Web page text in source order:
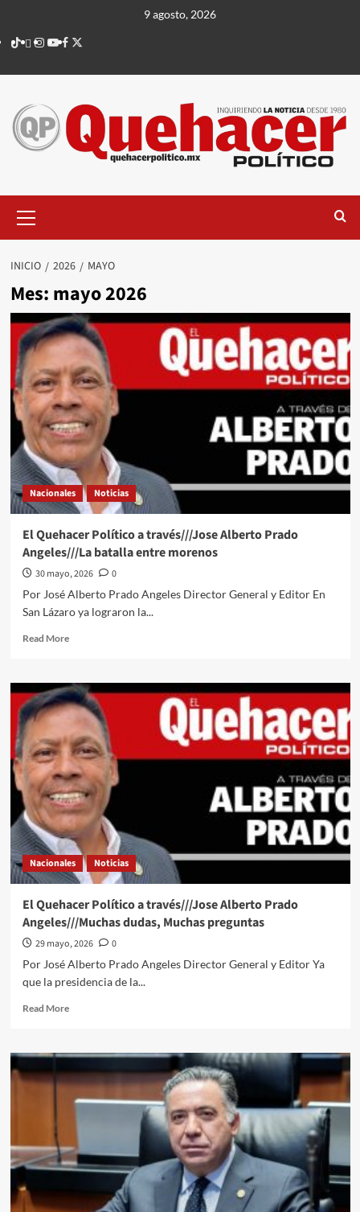
contenido
9 agosto, 2026
TikTok
threads
Instagram
Youtube
Facebook
X
principal
INICIO 2026 MAYO
Mes: mayo 2026
Nacionales Noticias
El Quehacer Político a través///Jose Alberto Prado
Angeles///La batalla entre morenos
30 mayo, 2026
0
Por José Alberto Prado Angeles Director General y Editor En
San Lázaro ya lograron la...
Read MoreRead
El
Quehacer
Político
través///Jose
Alberto
Prado
Angeles///La
batalla
entre
morenos
Nacionales Noticias
El Quehacer Político a través///Jose Alberto Prado
Angeles///Muchas dudas, Muchas preguntas
29 mayo, 2026
0
Por José Alberto Prado Angeles Director General y Editor Ya
que la presidencia de la...
Read MoreRead
El
Político
Prado
Angeles///Muchas
dudas,
preguntas